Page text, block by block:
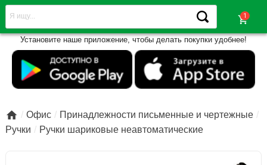
shopping_cart
Установите наше приложение, чтобы делать покупки удобнее!
 Офис
Принадлежности письменные и чертежные
Ручки
Ручки шариковые неавтоматические